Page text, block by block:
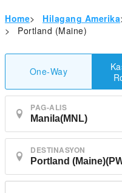
Home> Hilagang Amerika
>
Portland (Maine)
One-Way
PAG-ALIS
DESTINASYON